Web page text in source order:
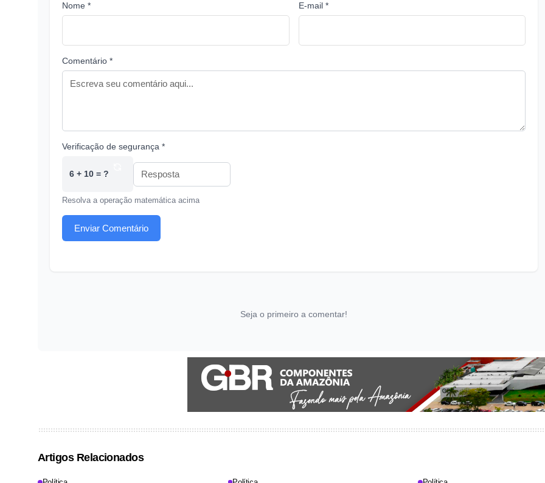
Nome * E-mail *
Comentário *
Verificação de segurança *
6 + 10 = ?
Resolva a operação matemática acima
Enviar Comentário
Seja o primeiro a comentar!
Artigos Relacionados